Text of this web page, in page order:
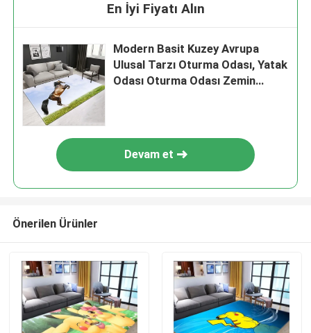
En İyi Fiyatı Alın
Modern Basit Kuzey Avrupa
Ulusal Tarzı Oturma Odası, Yatak
Odası Oturma Odası Zemin
Devam et
Önerilen Ürünler